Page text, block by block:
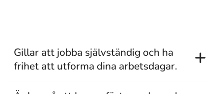
Gillar att jobba självständig och ha
frihet att utforma dina arbetsdagar.